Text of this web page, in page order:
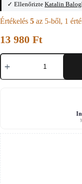
✓ Ellenőrizte Katalin
Értékelés 5 az 5-ből, 1
13 980 Ft
Karácsonyi
asztalterítő-
1,